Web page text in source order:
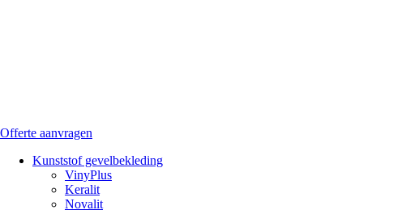
Offerte aanvragen
Kunststof gevelbekleding
VinyPlus
Keralit
Novalit